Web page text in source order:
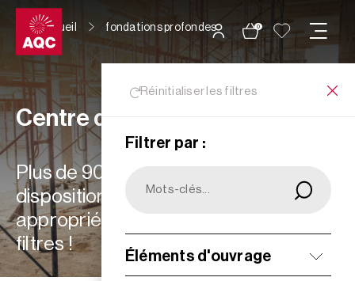
Panneau de gestion des cookies
0
Accueil fondations profondes
Réinitialiser les filtres
Filtrer par :
Éléments d'ouvrage
Centre de ressources
Plus de 900 ressources à votre
disposition : choisissez les plus
appropriées à vos besoins grâce aux
filtres !